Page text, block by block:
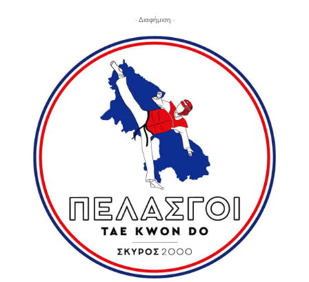
- Διαφήμιση -